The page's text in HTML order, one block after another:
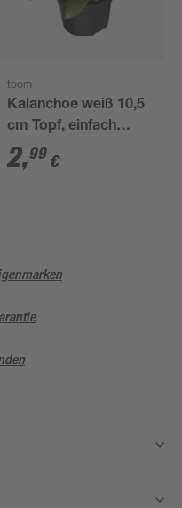
toom
Kalanchoe weiß 10,5
cm Topf, einfach
blühend
2,99 €